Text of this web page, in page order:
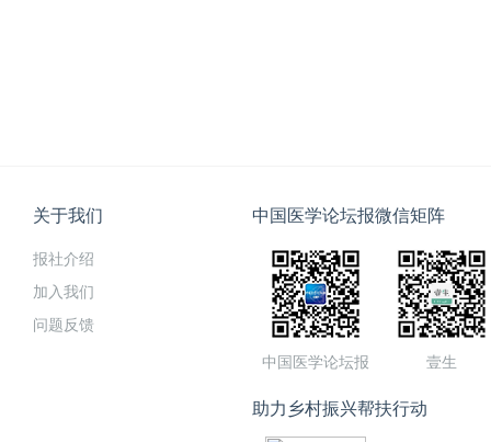
关于我们
报社介绍
加入我们
问题反馈
中国医学论坛报微信矩阵
中国医学论坛报 壹生
助力乡村振兴帮扶行动